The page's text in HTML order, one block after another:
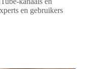
en gebruikers